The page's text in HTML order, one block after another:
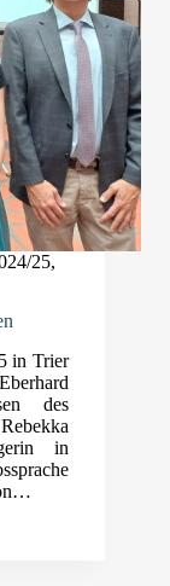
25,
in Trier
des
in